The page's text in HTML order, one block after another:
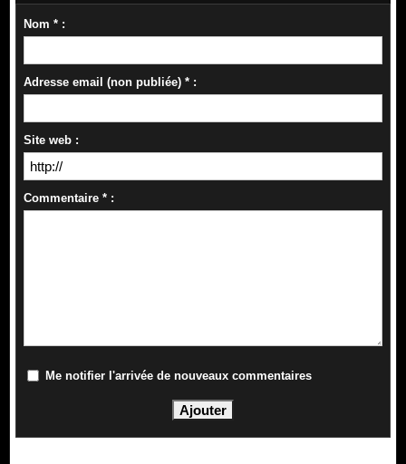
Nom * :
Adresse email (non publiée) * :
Site web :
Commentaire * :
Me notifier l'arrivée de nouveaux commentaires